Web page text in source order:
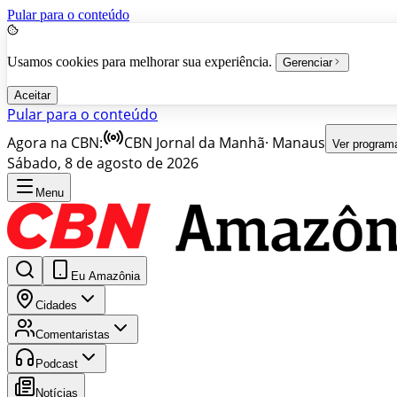
Pular para o conteúdo
Usamos cookies para melhorar sua experiência. Gerenciar
Aceitar
Pular para o conteúdo
Agora na CBN:
CBN Jornal da Manhã· Manaus Ver
Sábado, 8 de agosto de 2026
Menu
Eu Amazônia
Cidades
Comentaristas
Podcast
Notícias